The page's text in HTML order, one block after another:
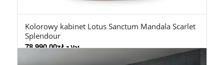
Kolorowy kabinet Lotus Sanctum Mandala Scarlet
Splendour
78.990,00zł z Vat